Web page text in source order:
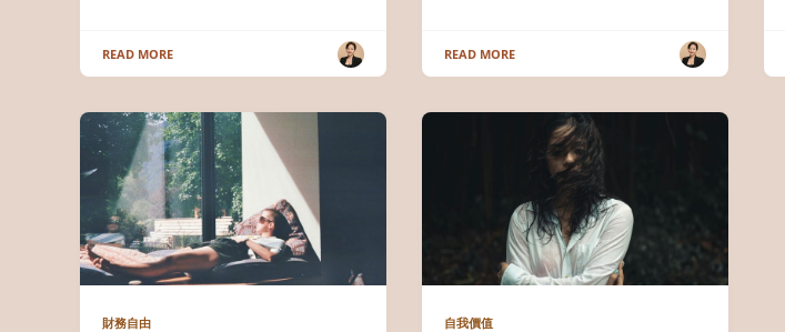
READ MORE READ MORE
財務自由 自我價值